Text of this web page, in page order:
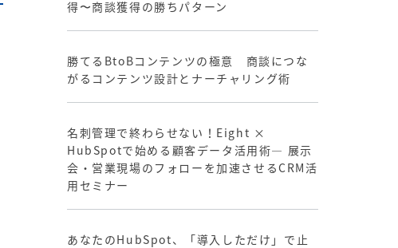
得〜商談獲得の勝ちパターン
勝てるBtoBコンテンツの極意 商談につな
がるコンテンツ設計とナーチャリング術
名刺管理で終わらせない！Eight ×
HubSpotで始める顧客データ活用術― 展示
会・営業現場のフォローを加速させるCRM活
用セミナー
あなたのHubSpot、「導入しただけ」で止